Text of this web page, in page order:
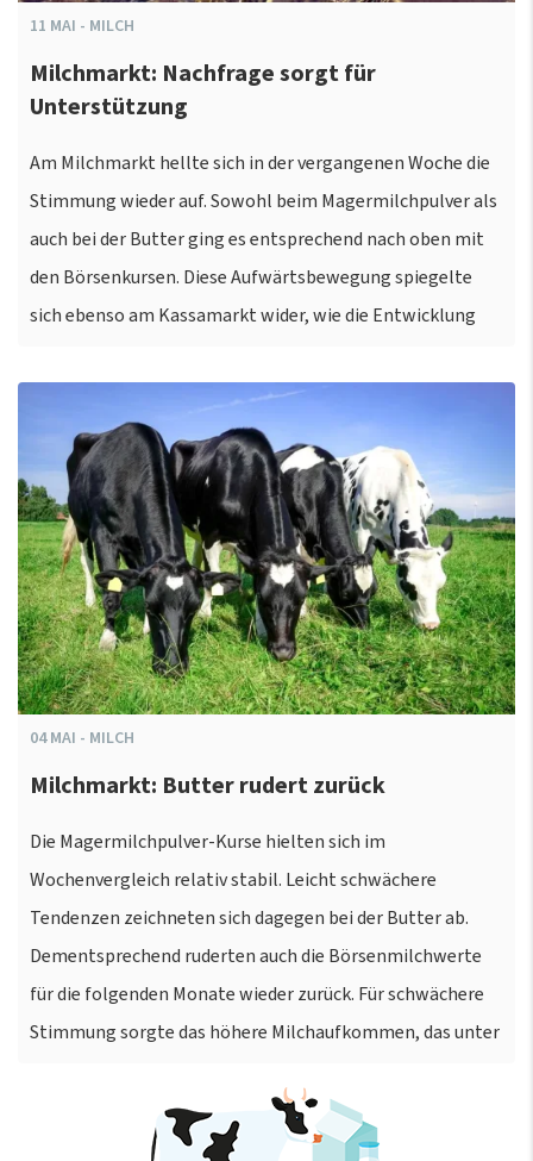
11 MAI - MILCH
Milchmarkt: Nachfrage sorgt für
Unterstützung
Am Milchmarkt hellte sich in der vergangenen Woche die
Stimmung wieder auf. Sowohl beim Magermilchpulver als
auch bei der Butter ging es entsprechend nach oben mit
den Börsenkursen. Diese Aufwärtsbewegung spiegelte
sich ebenso am Kassamarkt wider, wie die Entwicklung
04 MAI - MILCH
Milchmarkt: Butter rudert zurück
Die Magermilchpulver-Kurse hielten sich im
Wochenvergleich relativ stabil. Leicht schwächere
Tendenzen zeichneten sich dagegen bei der Butter ab.
Dementsprechend ruderten auch die Börsenmilchwerte
für die folgenden Monate wieder zurück. Für schwächere
Stimmung sorgte das höhere Milchaufkommen, das unter